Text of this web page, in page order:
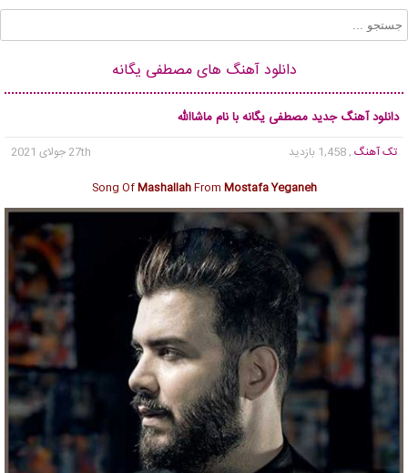
دانلود آهنگ های مصطفی یگانه
دانلود آهنگ جدید مصطفی یگانه با نام ماشاالله
تک آهنگ , 1,458 بازدید
27th جولای 2021
Song OfMashallahFrom Mostafa Yeganeh